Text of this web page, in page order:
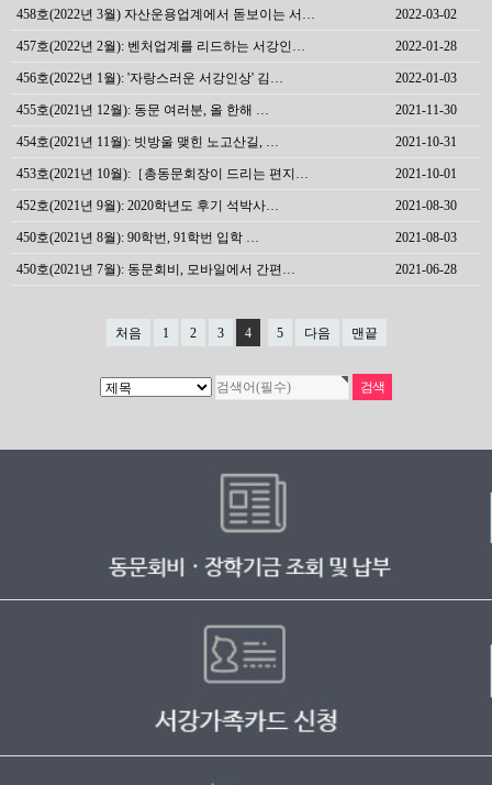
458호(2022년 3월) 자산운용업계에서 돋보이는 서… 2022-03-02
457호(2022년 2월): 벤처업계를 리드하는 서강인… 2022-01-28
456호(2022년 1월): '자랑스러운 서강인상' 김… 2022-01-03
455호(2021년 12월): 동문 여러분, 올 한해 … 2021-11-30
454호(2021년 11월): 빗방울 맺힌 노고산길, … 2021-10-31
453호(2021년 10월):［총동문회장이 드리는 편지… 2021-10-01
452호(2021년 9월): 2020학년도 후기 석박사… 2021-08-30
450호(2021년 8월): 90학번, 91학번 입학 … 2021-08-03
450호(2021년 7월): 동문회비, 모바일에서 간편… 2021-06-28
처음 1 2 3 4 5 다음 맨끝